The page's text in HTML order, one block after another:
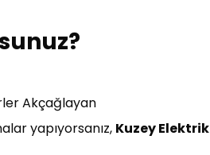
Akçağlayan
yapıyorsanız, Kuzey Elektrik